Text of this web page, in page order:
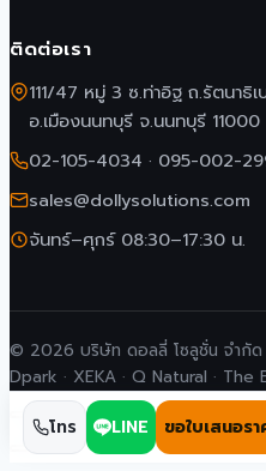
ติดต่อเรา
111/47 หมู่ 3 ซ.ท่าอิฐ ถ.รัตนาธิ
อ.เมืองนนทบุรี จ.นนทบุรี 11000
02-105-4034 · 095-002-
sales@dollysolutions.com
จันทร์–ศุกร์ 08:30–17:30 น.
© 2026 บริษัท ดอลลี่ โซลูชั่น จำกัด
Dpark · XEKA · Q Natural · The
โทร LINE ขอใบเสนอรา